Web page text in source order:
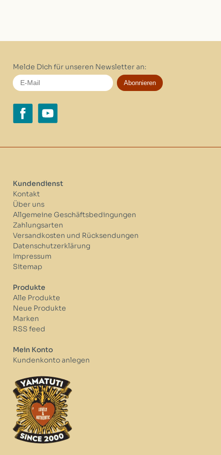
Melde Dich für unseren Newsletter an:
Abonnieren
Kundendienst
Kontakt
Über uns
Allgemeine Geschäftsbedingungen
Zahlungsarten
Versandkosten und Rücksendungen
Datenschutzerklärung
Impressum
Sitemap
Produkte
Alle Produkte
Neue Produkte
Marken
RSS feed
Mein Konto
Kundenkonto anlegen